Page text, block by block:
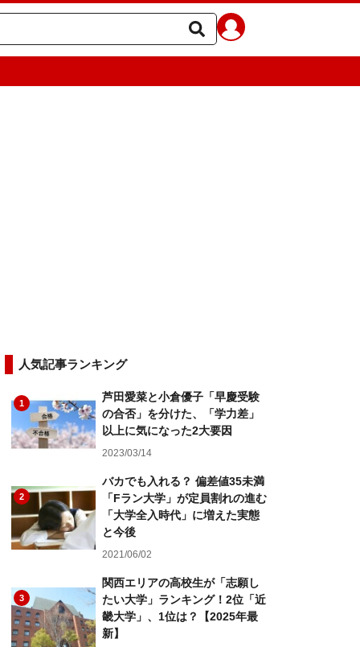
人気記事ランキング
1
芦田愛菜と小倉優子「早慶受験
の合否」を分けた、「学力差」
以上に気になった2大要因
2023/03/14
2
バカでも入れる？ 偏差値35未満
「Fラン大学」が定員割れの進む
「大学全入時代」に増えた実態
と今後
2021/06/02
3
関西エリアの高校生が「志願し
たい大学」ランキング！2位「近
畿大学」、1位は？【2025年最
新】